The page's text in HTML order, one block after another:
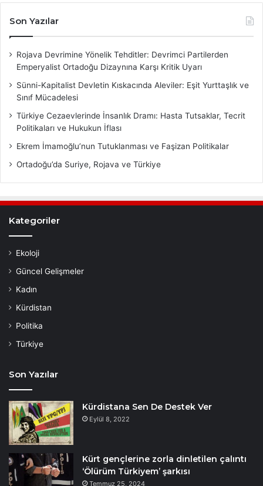
Son Yazılar
Rojava Devrimine Yönelik Tehditler: Devrimci Partilerden
Emperyalist Ortadoğu Dizaynına Karşı Kritik Uyarı
Sünni-Kapitalist Devletin Kıskacında Aleviler: Eşit Yurttaşlık ve
Sınıf Mücadelesi
Türkiye Cezaevlerinde İnsanlık Dramı: Hasta Tutsaklar, Tecrit
Politikaları ve Hukukun İflası
Ekrem İmamoğlu’nun Tutuklanması ve Faşizan Politikalar
Ortadoğu’da Suriye, Rojava ve Türkiye
Kategoriler
Ekoloji
Güncel Gelişmeler
Kadın
Kürdistan
Politika
Türkiye
Son Yazılar
Kürdistana Sen De Destek Ver
Eylül 8, 2022
Kürt gençlerine zorla dinletilen çalıntı
‘Ölürüm Türkiyem’ şarkısı
Temmuz 25, 2024